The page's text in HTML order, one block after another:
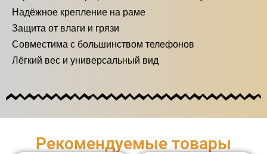
Надёжное крепление на раме
Защита от влаги и грязи
Совместима с большинством телефонов
Лёгкий вес и универсальный вид
Рекомендуемые товары